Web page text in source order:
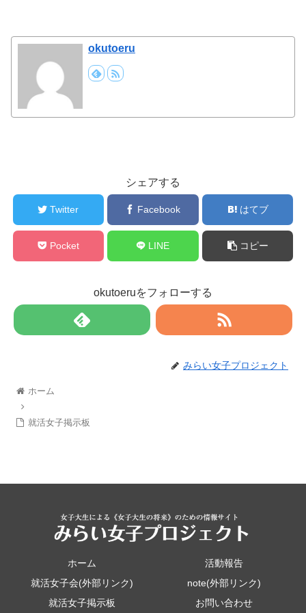
okutoeru
シェアする
Twitter Facebook はてブ
Pocket LINE コピー
okutoeruをフォローする
みらい女子プロジェクト
ホーム
就活女子掲示板
ホーム
活動報告
就活女子会(外部リンク)
note(外部リンク)
就活女子掲示板
お問い合わせ